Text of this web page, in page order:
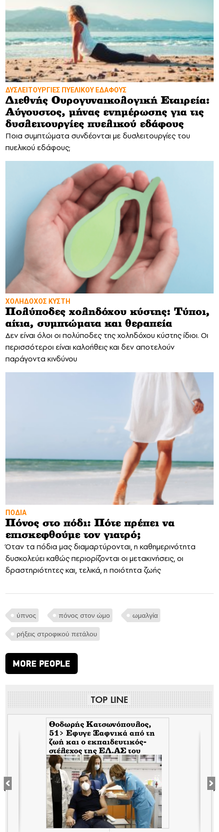
ΔΥΣΛΕΙΤΟΥΡΓΙΕΣ ΠΥΕΛΙΚΟΥ ΕΔΑΦΟΥΣ
Διεθνής Ουρογυναικολογική Εταιρεία:
Αύγουστος, μήνας ενημέρωσης για τις
δυσλειτουργίες πυελικού εδάφους
Ποια συμπτώματα συνδέονται με δυσλειτουργίες του
πυελικού εδάφους;
ΧΟΛΗΔΟΧΟΣ ΚΥΣΤΗ
Πολύποδες χοληδόχου κύστης: Τύποι,
αίτια, συμπτώματα και θεραπεία
Δεν είναι όλοι οι πολύποδες της χοληδόχου κύστης ίδιοι. Οι
περισσότεροι είναι καλοήθεις και δεν αποτελούν
παράγοντα κινδύνου
ΠΟΔΙΑ
Πόνος στο πόδι: Πότε πρέπει να
επισκεφθούμε τον γιατρό;
Όταν τα πόδια μας διαμαρτύρονται, η καθημερινότητα
δυσκολεύει καθώς περιορίζονται οι μετακινήσεις, οι
δραστηριότητες και, τελικά, η ποιότητα ζωής
ύπνος πόνος στον ώμο ωμαλγία
ρήξεις στροφικού πετάλου
MORE PEOPLE
TOP LINE
Θοδωρής Κατσωνόπουλος,
51> Εφυγε Ξαφνικά από τη
ζωή και ο εκπαιδευτικός-
στέλεχος της EΛ.ΑΣ του
Τσίπρα, λίγο αφότου έφυγε
ξαφνικά και ο Ανδρέας
Μπρακούλιας, 55 του
Mέρα25